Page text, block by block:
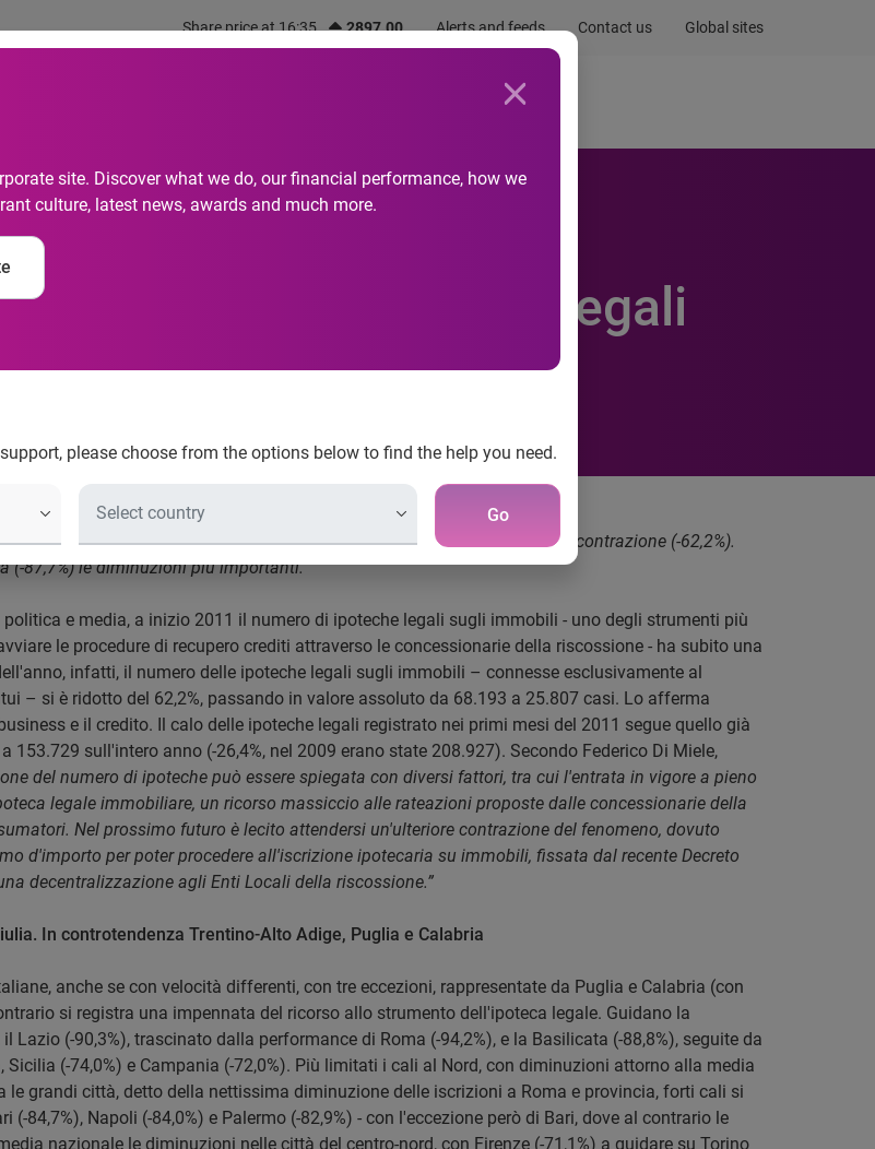
Share price at 16:35 2897.00 Alerts and feeds Contact us Global sites
site. Discover what we do, our financial performance, how we
culture, latest news, awards and much more.
please choose from the options below to find the help you need.
Go
Newsroom
calo delle ipoteche legali
crediti della PA tramite ipoteca legale hanno subito una brusca contrazione (-62,2%).
(-87,7%) le diminuzioni più importanti.
e media, a inizio 2011 il numero di ipoteche legali sugli immobili - uno degli strumenti più
le procedure di recupero crediti attraverso le concessionarie della riscossione - ha subito una
infatti, il numero delle ipoteche legali sugli immobili – connesse esclusivamente al
– si è ridotto del 62,2%, passando in valore assoluto da 68.193 a 25.807 casi. Lo afferma
e il credito. Il calo delle ipoteche legali registrato nei primi mesi del 2011 segue quello già
sull'intero anno (-26,4%, nel 2009 erano state 208.927). Secondo Federico Di Miele,
del numero di ipoteche può essere spiegata con diversi fattori, tra cui l'entrata in vigore a pieno
legale immobiliare, un ricorso massiccio alle rateazioni proposte dalle concessionarie della
Nel prossimo futuro è lecito attendersi un'ulteriore contrazione del fenomeno, dovuto
d'importo per poter procedere all'iscrizione ipotecaria su immobili, fissata dal recente Decreto
decentralizzazione agli Enti Locali della riscossione.”
In controtendenza Trentino-Alto Adige, Puglia e Calabria
anche se con velocità differenti, con tre eccezioni, rappresentate da Puglia e Calabria (con
si registra una impennata del ricorso allo strumento dell'ipoteca legale. Guidano la
(-90,3%), trascinato dalla performance di Roma (-94,2%), e la Basilicata (-88,8%), seguite da
Sicilia (-74,0%) e Campania (-72,0%). Più limitati i cali al Nord, con diminuzioni attorno alla media
le grandi città, detto della nettissima diminuzione delle iscrizioni a Roma e provincia, forti cali si
84,7%), Napoli (-84,0%) e Palermo (-82,9%) - con l'eccezione però di Bari, dove al contrario le
nazionale le diminuzioni nelle città del centro-nord, con Firenze (-71,1%) a guidare su Torino